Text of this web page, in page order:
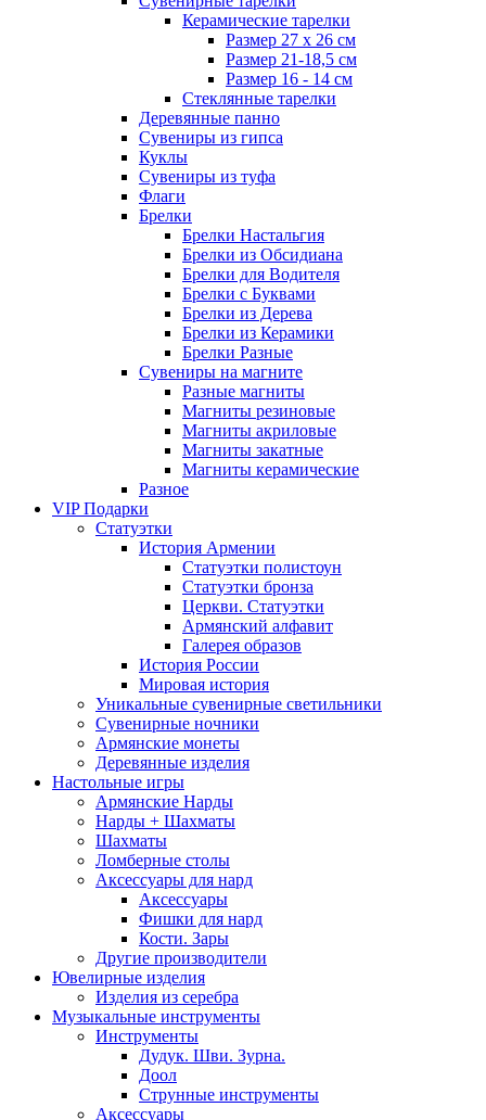
Керамические тарелки
Размер 27 х 26 см
Размер 21-18,5 см
Размер 16 - 14 см
Стеклянные тарелки
Деревянные панно
Сувениры из гипса
Куклы
Сувениры из туфа
Флаги
Брелки
Брелки Настальгия
Брелки из Обсидиана
Брелки для Водителя
Брелки с Буквами
Брелки из Дерева
Брелки из Керамики
Брелки Разные
Сувениры на магните
Разные магниты
Магниты резиновые
Магниты акриловые
Магниты закатные
Магниты керамические
Разное
VIP Подарки
Статуэтки
История Армении
Статуэтки полистоун
Статуэтки бронза
Церкви. Статуэтки
Армянский алфавит
Галерея образов
История России
Мировая история
Уникальные сувенирные светильники
Сувенирные ночники
Армянские монеты
Деревянные изделия
Настольные игры
Армянские Нарды
Нарды + Шахматы
Шахматы
Ломберные столы
Аксессуары для нард
Аксессуары
Фишки для нард
Кости. Зары
Другие производители
Ювелирные изделия
Изделия из серебра
Музыкальные инструменты
Инструменты
Дудук. Шви. Зурна.
Доол
Струнные инструменты
Аксессуары